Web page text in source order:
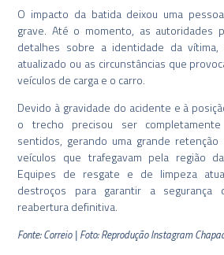
O impacto da batida deixou uma
grave. Até o momento, as autoridades
detalhes sobre a identidade da
atualizado ou as circunstâncias que
veículos de carga e o carro.
Devido à gravidade do acidente e à
o trecho precisou ser
sentidos, gerando uma grande
veículos que trafegavam pela região
Equipes de resgate e de limpeza
destroços para garantir a
reabertura definitiva.
Fonte: Correio | Foto: Reprodução Instagram